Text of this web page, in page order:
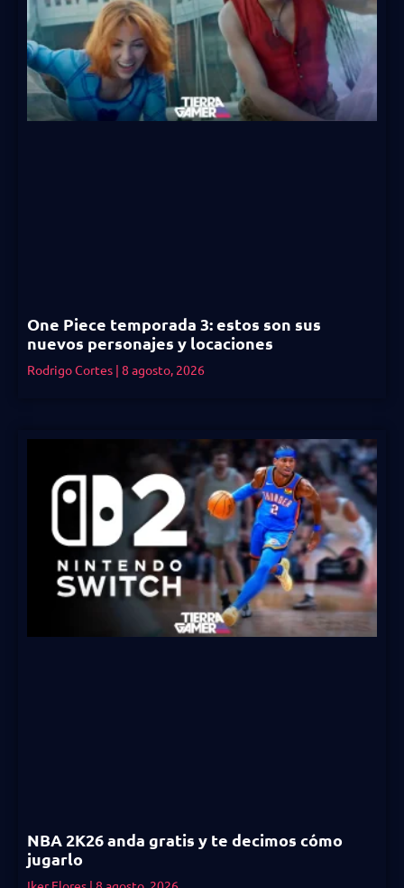
One Piece temporada 3: estos son sus
nuevos personajes y locaciones
Rodrigo Cortes 8 agosto, 2026
NBA 2K26 anda gratis y te decimos cómo
jugarlo